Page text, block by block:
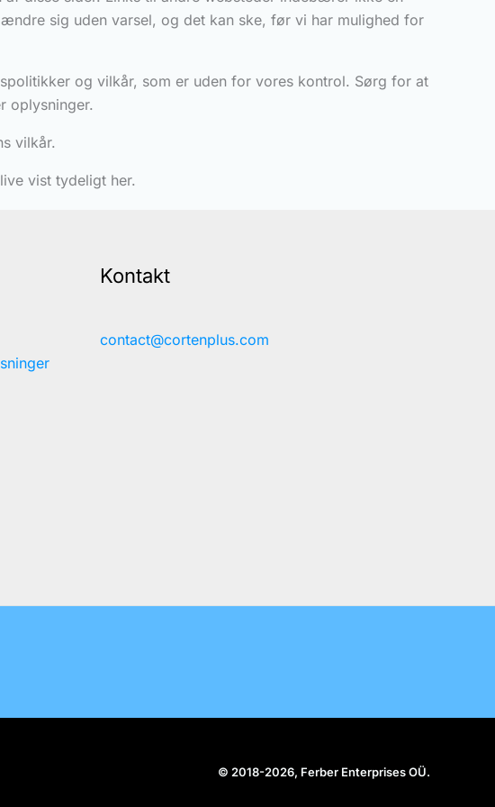
sig uden varsel, og det kan ske, før vi har mulighed for
og vilkår, som er uden for vores kontrol. Sørg for at
oplysninger.
vilkår.
vist tydeligt her.
Kontakt
contact@cortenplus.com
© 2018-2026, Ferber Enterprises OÜ.